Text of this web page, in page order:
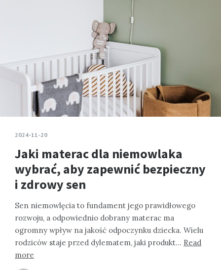
2024-11-20
Jaki materac dla niemowlaka
wybrać, aby zapewnić bezpieczny
i zdrowy sen
Sen niemowlęcia to fundament jego prawidłowego
rozwoju, a odpowiednio dobrany materac ma
ogromny wpływ na jakość odpoczynku dziecka. Wielu
rodziców staje przed dylematem, jaki produkt… Read
more